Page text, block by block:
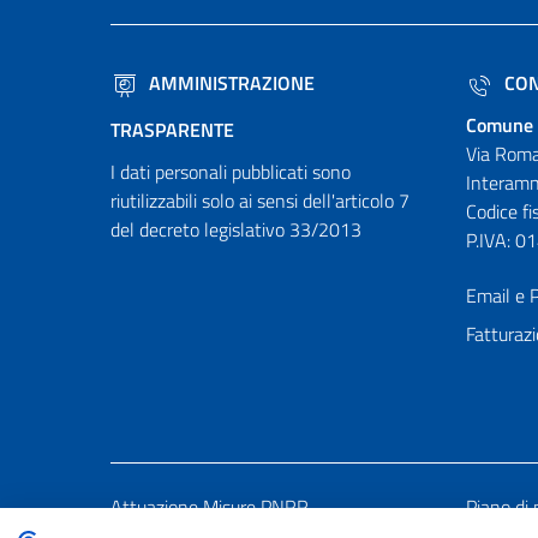
AMMINISTRAZIONE
TRASPARENTE
I dati personali pubblicati sono
riutilizzabili solo ai sensi dell'articolo 7
del decreto legislativo 33/2013
Via
Codice
P.IVA:
Email e
Attuazione Misure PNRR Piano di